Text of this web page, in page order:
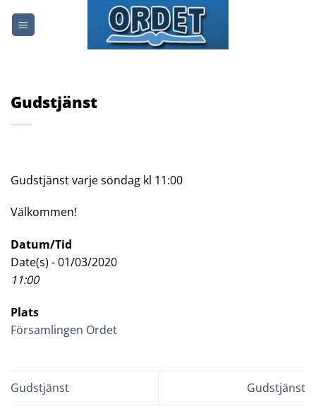
Gudstjänst
Gudstjänst varje söndag kl 11:00
Välkommen!
Datum/Tid
Date(s) - 01/03/2020
11:00
Plats
Församlingen Ordet
Gudstjänst Gudstjänst